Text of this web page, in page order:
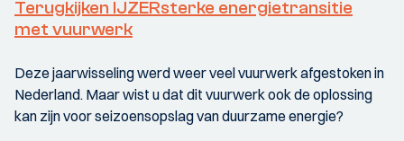
Terugkijken IJZERsterke energietransitie
met vuurwerk
Deze jaarwisseling werd weer veel vuurwerk afgestoken in
Nederland. Maar wist u dat dit vuurwerk ook de oplossing
kan zijn voor seizoensopslag van duurzame energie?